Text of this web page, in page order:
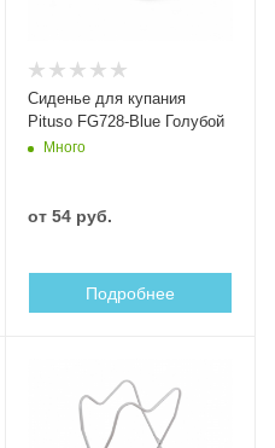
Сиденье для купания
Pituso FG728-Blue Голубой
Много
от 54 руб.
Подробнее